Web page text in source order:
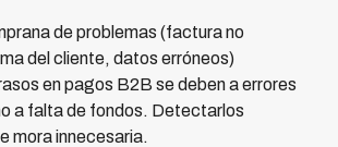
de problemas (factura no
del cliente, datos erróneos)
en pagos B2B se deben a errores
a falta de fondos. Detectarlos
mora innecesaria.